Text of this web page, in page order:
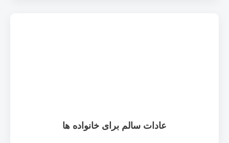
عادات سالم برای خانواده ها